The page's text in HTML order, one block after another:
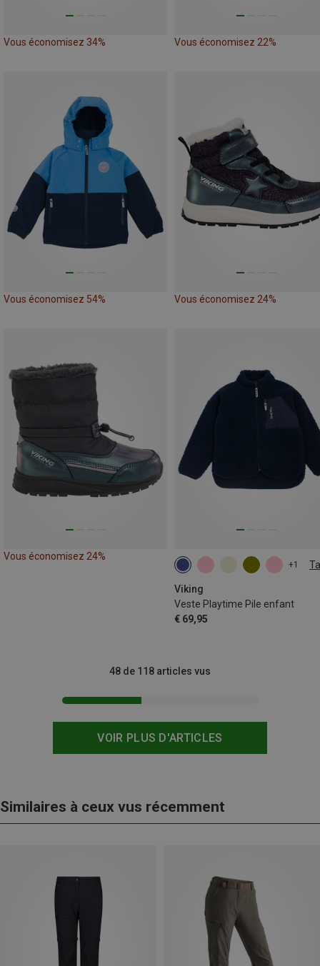
Vous économisez 34% Vous économisez 22%
Vous économisez 54% Vous économisez 24%
Vous économisez 24%
+1
Viking
Veste Playtime Pile enfant
€ 69,95
VOIR PLUS D'ARTICLES
48 de 118 articles vus
Similaires à ceux vus récemment